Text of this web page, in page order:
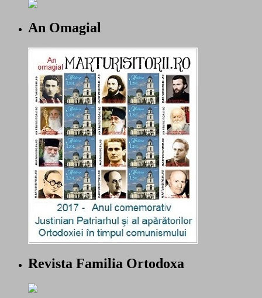
An Omagial
Revista Familia Ortodoxa